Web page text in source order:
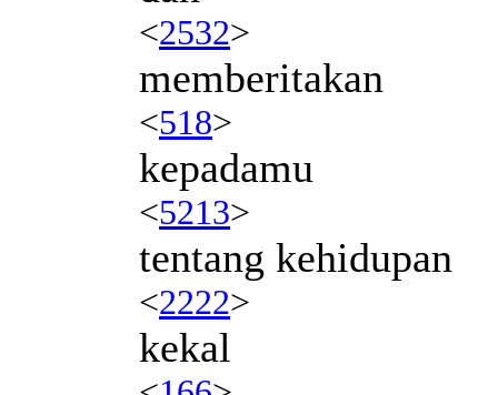
<2532>
memberitakan
<518>
kepadamu
<5213>
tentang kehidupan
<2222>
kekal